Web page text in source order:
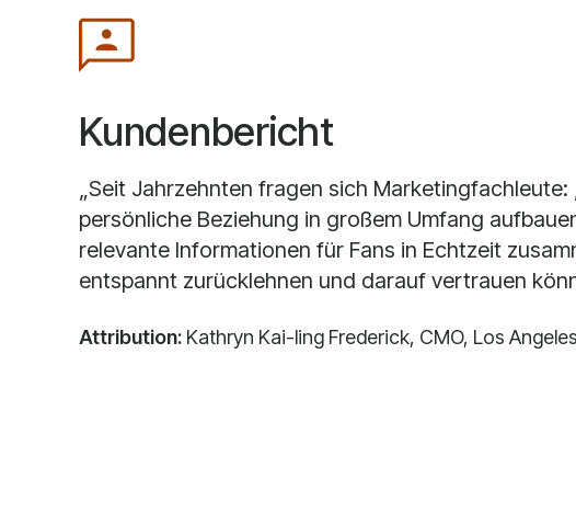
Kundenbericht
„Seit Jahrzehnten fragen sich
persönliche Beziehung in großem Umfang
relevante Informationen für Fans in Echtzeit
entspannt zurücklehnen und darauf vertrauen
Attribution: Kathryn Kai-ling Frederick, CMO, Los